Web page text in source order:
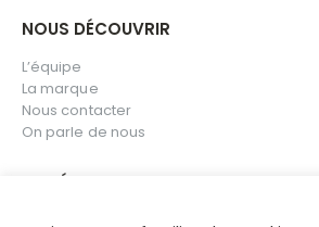
NOUS DÉCOUVRIR
L’équipe
La marque
Nous contacter
On parle de nous
COTÉ CLIENT
Mon compte